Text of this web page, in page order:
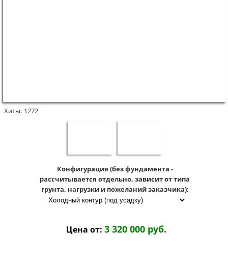
Хиты: 1272
Конфигурация (без фундамента -
рассчитывается отдельно, зависит от типа
грунта, нагрузки и пожеланий заказчика):
Цена от: 3 320 000 руб.